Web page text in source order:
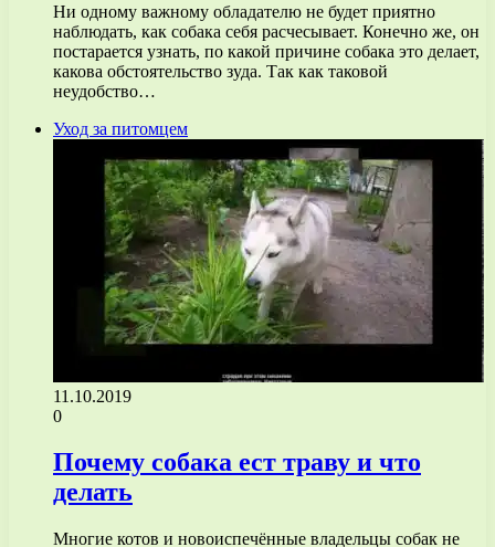
Ни одному важному обладателю не будет приятно
наблюдать, как собака себя расчесывает. Конечно же, он
постарается узнать, по какой причине собака это делает,
какова обстоятельство зуда. Так как таковой
неудобство…
Уход за питомцем
11.10.2019
0
Почему собака ест траву и что
делать
Многие котов и новоиспечённые владельцы собак не